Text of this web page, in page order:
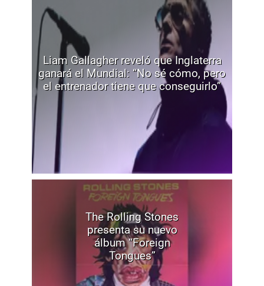
Liam Gallagher reveló que Inglaterra
ganará el Mundial: “No sé cómo, pero
el entrenador tiene que conseguirlo”
The Rolling Stones
presenta su nuevo
álbum “Foreign
Tongues”